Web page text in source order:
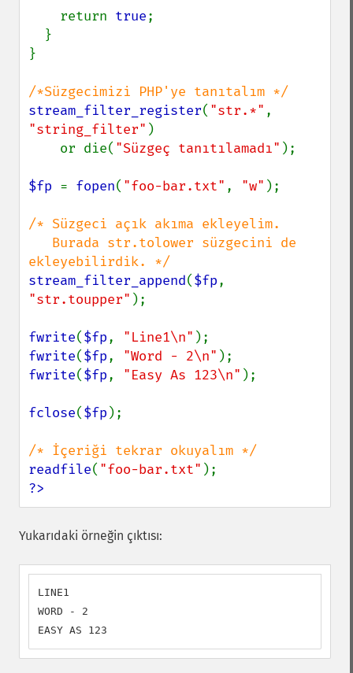
    return
true;
}
stream_filter_register( "str.*"
"string_filter" )
    or die(
"Süzgeç tanıtılamadı" );
$fp = fopen( "foo-bar.txt" , "w" );
/* Süzgeci açık akıma ekleyelim.
stream_filter_append($fp
"str.toupper" );
fwrite($fp, "Line1\n"
fwrite($fp, "Word - 2\n"
fwrite($fp, "Easy As 123\n" );
fclose($fp );
readfile( "foo-bar.txt"
?>
Yukarıdaki örneğin çıktısı:
LINE1
WORD - 2
EASY AS 123